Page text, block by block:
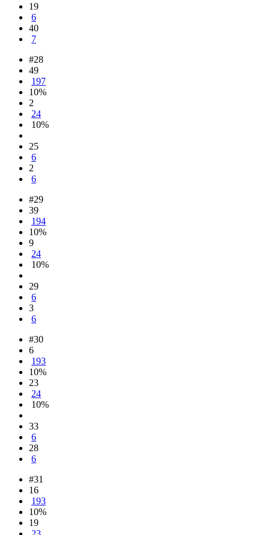
19
6
40
7
#28
49
197
10%
2
24
10%
25
6
2
6
#29
39
194
10%
9
24
10%
29
6
3
6
#30
6
193
10%
23
24
10%
33
6
28
6
#31
16
193
10%
19